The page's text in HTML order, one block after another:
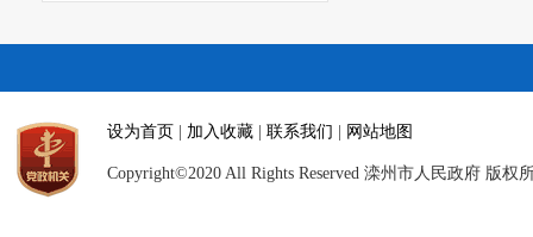
设为首页 加入收藏 联系我们 网站地图
Copyright©2020 All Rights Reserved 滦州市人民政府 版权